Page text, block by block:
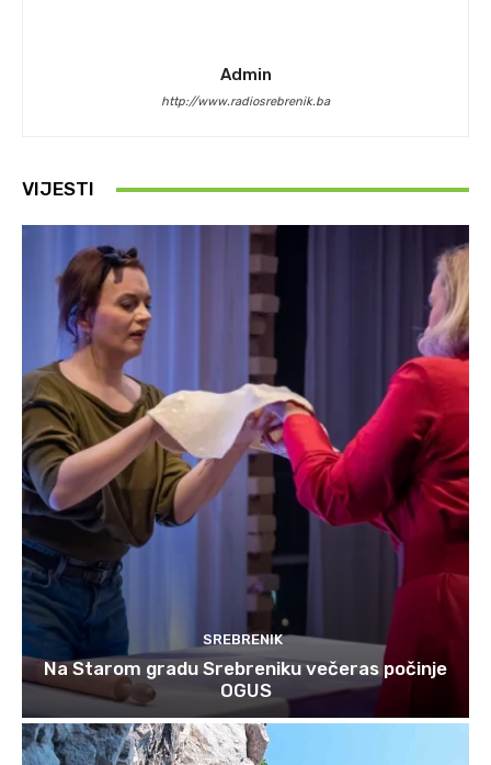
Admin
http://www.radiosrebrenik.ba
VIJESTI
SREBRENIK
Na Starom gradu Srebreniku večeras počinje
OGUS